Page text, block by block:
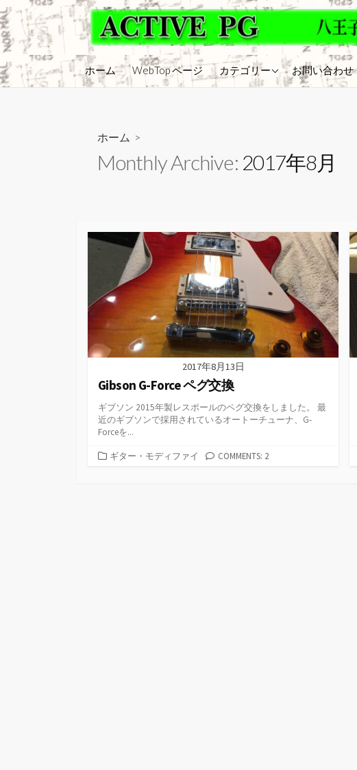
コ
ン
テ
ン
ツ
ホーム WebTop ページ カテゴリー
アンプ・モディファイ
ギター・メンテナンス
アッテネータ
お問い合わせ
ホーム >
Monthly Archive: 2017年8月
2017年8月13日
Gibson G-Force ペグ交換
ギブソン 2015年製レスポールのペグ交換をしました。 最
近のギブソンで採用されているオートーチューナ、G-
Forceを...
カギター・モディファイ COMMENTS: 2